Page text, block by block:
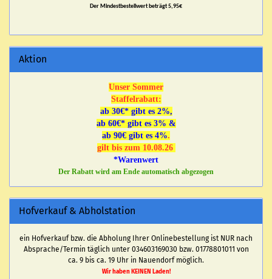
Der Mindestbestellwert beträgt 5,95€
Aktion
Unser Sommer
Staffelrabatt:
ab 30€* gibt es 2%,
ab 60€* gibt es 3% &
ab 90€ gibt es 4%.
gilt bis zum 10.08.26
*Warenwert
Der Rabatt wird am Ende automatisch abgezogen
Hofverkauf & Abholstation
ein Hofverkauf bzw. die Abholung Ihrer Onlinebestellung ist NUR nach
Absprache/Termin täglich unter 034603169030 bzw. 01778801011 von
ca. 9 bis ca. 19 Uhr in Nauendorf möglich.
Wir haben KEINEN Laden!